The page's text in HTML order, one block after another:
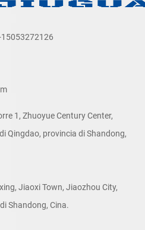
1, Zhuoyue Century Center,
Qingdao, provincia di Shandong,
Jiaoxi Town, Jiaozhou City,
Shandong, Cina.